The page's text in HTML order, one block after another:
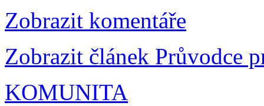
Zobrazit komentáře
Zobrazit článek Průvodce
KOMUNITA